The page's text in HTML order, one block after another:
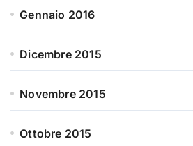
Gennaio 2016
Dicembre 2015
Novembre 2015
Ottobre 2015